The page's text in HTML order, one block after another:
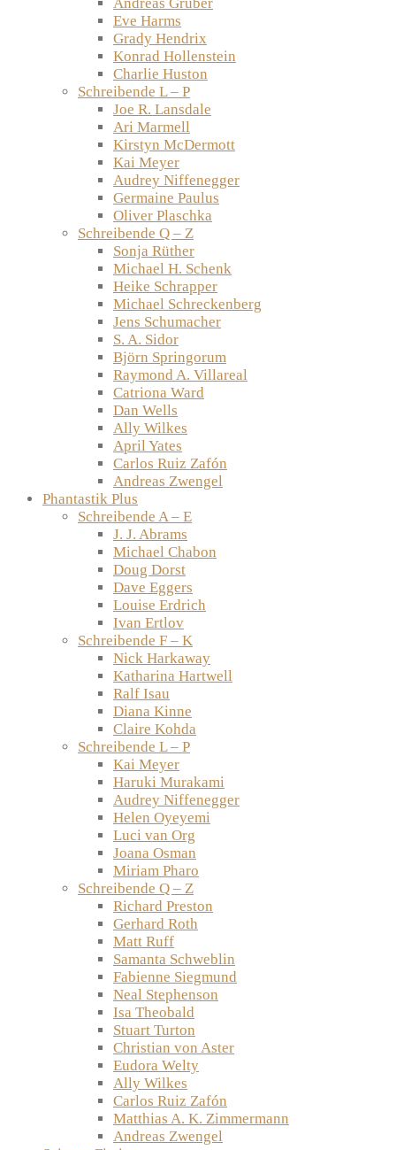
Eve Harms
Grady Hendrix
Konrad Hollenstein
Charlie Huston
Schreibende L – P
Joe R. Lansdale
Ari Marmell
Kirstyn McDermott
Kai Meyer
Audrey Niffenegger
Germaine Paulus
Oliver Plaschka
Schreibende Q – Z
Sonja Rüther
Michael H. Schenk
Heike Schrapper
Michael Schreckenberg
Jens Schumacher
S. A. Sidor
Björn Springorum
Raymond A. Villareal
Catriona Ward
Dan Wells
Ally Wilkes
April Yates
Carlos Ruiz Zafón
Andreas Zwengel
Phantastik Plus
Schreibende A – E
J. J. Abrams
Michael Chabon
Doug Dorst
Dave Eggers
Louise Erdrich
Ivan Ertlov
Schreibende F – K
Nick Harkaway
Katharina Hartwell
Ralf Isau
Diana Kinne
Claire Kohda
Schreibende L – P
Kai Meyer
Haruki Murakami
Audrey Niffenegger
Helen Oyeyemi
Luci van Org
Joana Osman
Miriam Pharo
Schreibende Q – Z
Richard Preston
Gerhard Roth
Matt Ruff
Samanta Schweblin
Fabienne Siegmund
Neal Stephenson
Isa Theobald
Stuart Turton
Christian von Aster
Eudora Welty
Ally Wilkes
Carlos Ruiz Zafón
Matthias A. K. Zimmermann
Andreas Zwengel